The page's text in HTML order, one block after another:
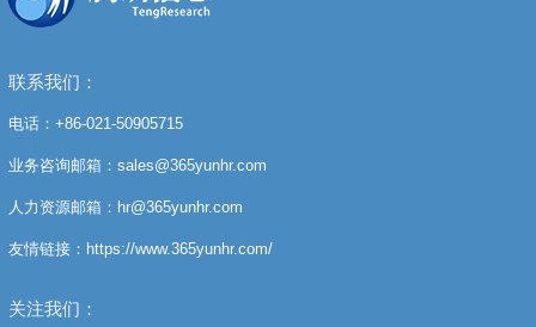
联系我们：
电话：+86-021-50905715
业务咨询邮箱：sales@365yunhr.com
人力资源邮箱：hr@365yunhr.com
友情链接：https://www.365yunhr.com/
关注我们：